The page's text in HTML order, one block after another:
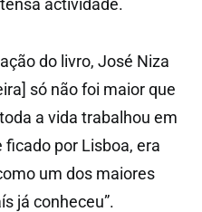
actividade.
do livro, José Niza
só não foi maior que
a vida trabalhou em
por Lisboa, era
um dos maiores
já conheceu”.